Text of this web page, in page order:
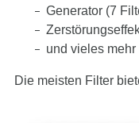
Generator (7
und vieles mehr
Die meisten Filter